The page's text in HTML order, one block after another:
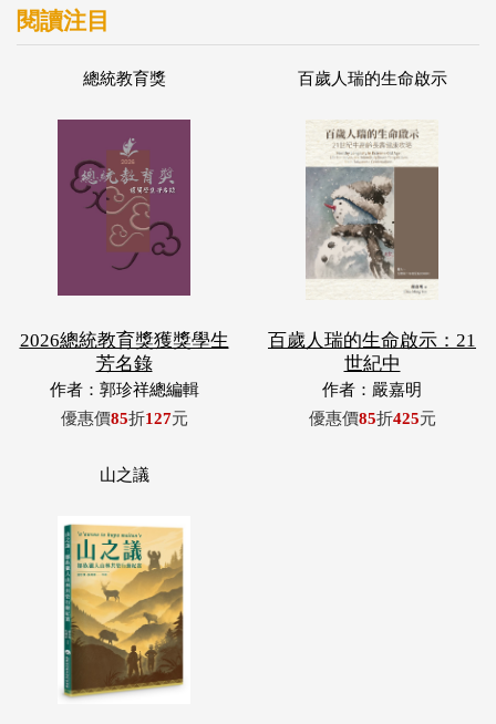
閱讀注目
總統教育獎
2026總統教育獎獲獎學生
芳名錄
作者：郭珍祥總編輯
優惠價85折127元
百歲人瑞的生命啟示
百歲人瑞的生命啟示：21
世紀中
作者：嚴嘉明
優惠價85折425元
山之議